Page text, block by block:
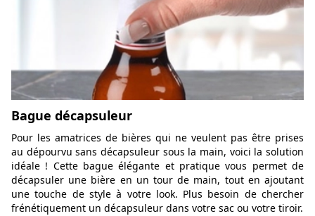
Bague décapsuleur
Pour les amatrices de bières qui ne veulent pas être prises
au dépourvu sans décapsuleur sous la main, voici la solution
idéale ! Cette bague élégante et pratique vous permet de
décapsuler une bière en un tour de main, tout en ajoutant
une touche de style à votre look. Plus besoin de chercher
frénétiquement un décapsuleur dans votre sac ou votre tiroir.